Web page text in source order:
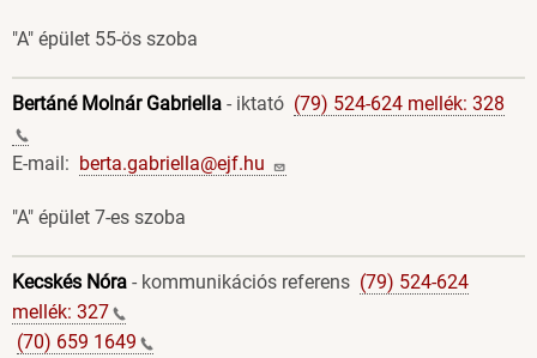
"A" épület 55-ös szoba
Bertáné Molnár Gabriella - iktató (79) 524-624 mellék: 328
E-mail: berta.gabriella@ejf.hu
"A" épület 7-es szoba
Kecskés Nóra - kommunikációs referens (79) 524-624
mellék: 327
(70) 659 1649